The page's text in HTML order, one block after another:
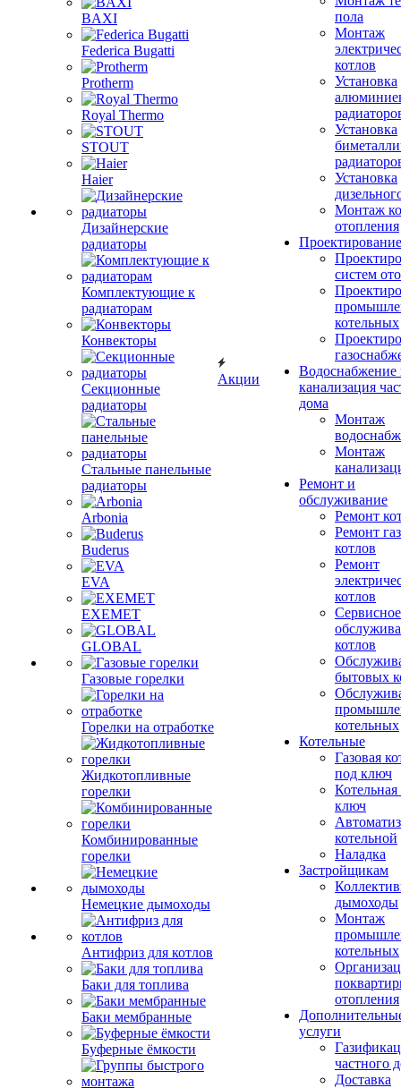
BAXI
Federica Bugatti
Protherm
Royal Thermo
STOUT
Haier
Дизайнерские
радиаторы
Комплектующие к
радиаторам
Конвекторы
Секционные
радиаторы
Стальные панельные
радиаторы
Arbonia
Buderus
EVA
EXEMET
GLOBAL
Газовые горелки
Горелки на отработке
Жидкотопливные
горелки
Комбинированные
горелки
Немецкие дымоходы
Антифриз для котлов
Баки для топлива
Баки мембранные
Буферные ёмкости
Акции
пола
Монтаж
котлов
Установка
Установка
Установка
Монтаж
отопления
Проектирование
систем
котельных
Водоснабжение
канализация
дома
Монтаж
Монтаж
Ремонт и
обслуживание
Ремонт
Ремонт
котлов
Ремонт
котлов
Сервисное
котлов
бытовых
котельных
Котельные
Газовая
под ключ
ключ
котельной
Наладка
Застройщикам
дымоходы
Монтаж
котельных
отопления
услуги
частного
Доставка